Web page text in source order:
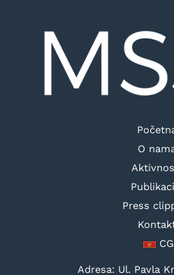
O
Press
CG
Adresa: Ul. Pavla